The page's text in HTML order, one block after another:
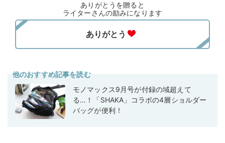
ありがとうを贈ると
ライターさんの励みになります
他のおすすめ記事を読む
モノマックス9月号が付録の域超えて
る…！「SHAKA」コラボの4層ショルダー
バッグが便利！